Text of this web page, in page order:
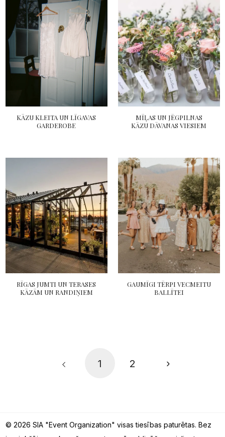
KĀZU KLEITA UN LĪGAVAS
GARDEROBE
MĪĻAS UN JĒGPILNAS
KĀZU DĀVANAS VIESIEM
RĪGAS JUMTI UN TERASES
KĀZĀM UN RANDIŅIEM
GAUMĪGI TĒRPI VECMEITU
BALLĪTEI
1 2 ›
© 2026 SIA "Event Organization" visas tiesības paturētas. Bez